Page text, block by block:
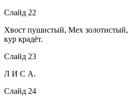
Слайд 22
Хвост пушистый, Мех
кур крадёт.
Слайд 23
Л И С А.
Слайд 24